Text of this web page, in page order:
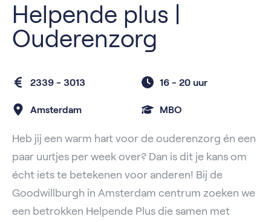
Helpende plus |
Ouderenzorg
2339 - 3013 16 - 20 uur
Amsterdam MBO
Heb jij een warm hart voor de ouderenzorg én een
paar uurtjes per week over? Dan is dit je kans om
écht iets te betekenen voor anderen! Bij de
Goodwillburgh in Amsterdam centrum zoeken we
een betrokken Helpende Plus die samen met